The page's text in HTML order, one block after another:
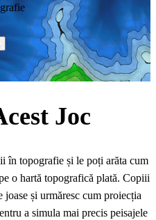
Joc
în topografie și le poți arăta cum
o hartă topografică plată. Copiii
și urmăresc cum proiecția
a simula mai precis peisajele